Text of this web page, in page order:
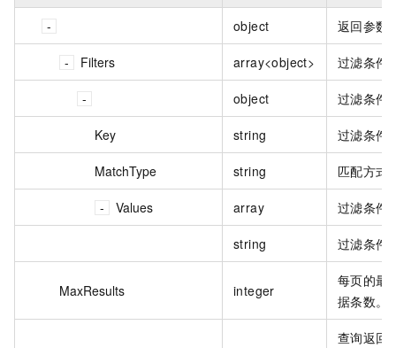
object 返回参数
Filters array<object> 过滤条件
object 过滤条件
Key string 过滤条件
MatchType string 匹配方式
Values array 过滤条件
string 过滤条件
MaxResults integer
每页的最
据条数。
查询返回